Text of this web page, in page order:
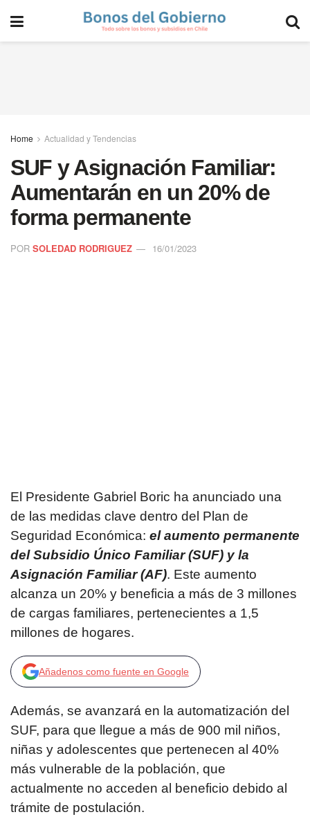
Home Actualidad y Tendencias
SUF y Asignación Familiar:
Aumentarán en un 20% de
forma permanente
POR SOLEDAD RODRIGUEZ 16/01/2023
El Presidente Gabriel Boric ha anunciado una
de las medidas clave dentro del Plan de
Seguridad Económica: el aumento permanente
del Subsidio Único Familiar (SUF) y la
Asignación Familiar (AF). Este aumento
alcanza un 20% y beneficia a más de 3 millones
de cargas familiares, pertenecientes a 1,5
millones de hogares.
Añadenos como fuente en Google
Además, se avanzará en la automatización del
SUF, para que llegue a más de 900 mil niños,
niñas y adolescentes que pertenecen al 40%
más vulnerable de la población, que
actualmente no acceden al beneficio debido al
trámite de postulación.